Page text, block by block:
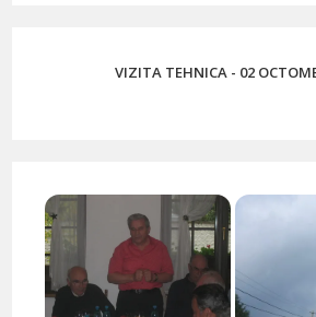
VIZITA TEHNICA - 02